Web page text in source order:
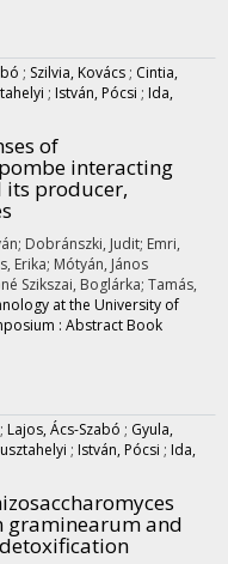
; Szilvia, Kovács ; Cintia,
; István, Pócsi ; Ida,
of
interacting
producer,
Dobránszki, Judit; Emri,
Erika; Mótyán, János
Szikszai, Boglárka; Tamás,
at the University of
: Abstract Book
; Lajos, Ács-Szabó ; Gyula,
; István, Pócsi ; Ida,
graminearum and